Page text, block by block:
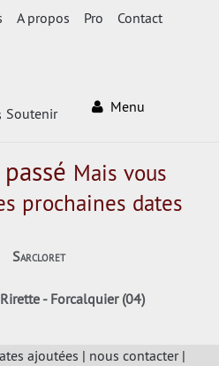
A propos Pro Contact
Soutenir Menu
Mais vous
prochaines dates
Sarcloret
- Forcalquier (04)
ajoutées | nous contacter|